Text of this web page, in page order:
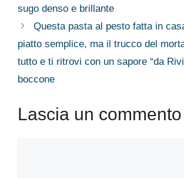
sugo denso e brillante
Questa pasta al pesto fatta in
piatto semplice, ma il trucco del
tutto e ti ritrovi con un sapore “da
boccone
Lascia un commento